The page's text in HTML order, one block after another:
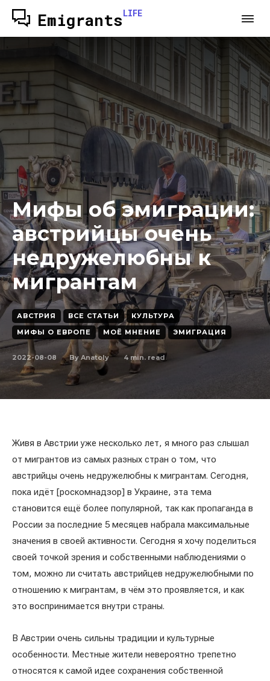
EmigrantsLIFE
Мифы об эмиграции:
австрийцы очень
недружелюбны к
мигрантам
АВСТРИЯ ВСЕ СТАТЬИ
КУЛЬТУРА
МИФЫ О ЕВРОПЕ
МОЁ МНЕНИЕ ЭМИГРАЦИЯ
2022-08-08 By Anatoly 4 min. read
Живя в Австрии уже несколько лет, я много раз слышал
от мигрантов из самых разных стран о том, что
австрийцы очень недружелюбны к мигрантам. Сегодня,
пока идёт [роскомнадзор] в Украине, эта тема
становится ещё более популярной, так как пропаганда в
России за последние 5 месяцев набрала максимальные
значения в своей активности. Сегодня я хочу поделиться
своей точкой зрения и собственными наблюдениями о
том, можно ли считать австрийцев недружелюбными по
отношению к мигрантам, в чём это проявляется, и как
это воспринимается внутри страны.
В Австрии очень сильны традиции и культурные
особенности. Местные жители невероятно трепетно
относятся к самой идее сохранения собственной